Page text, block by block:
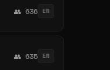
👥 636 EN
👥 635 EN